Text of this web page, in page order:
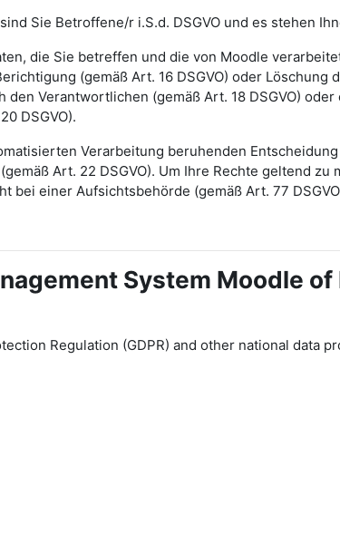
Sie Betroffene/r i.S.d. DSGVO und es stehen
die Sie betreffen und die von Moodle
(gemäß Art. 16 DSGVO) oder
den Verantwortlichen (gemäß Art. 18 DSGVO)
DSGVO).
Verarbeitung beruhenden
Art. 22 DSGVO). Um Ihre Rechte geltend
einer Aufsichtsbehörde (gemäß Art. 77
System Moodle
Regulation (GDPR) and other national data